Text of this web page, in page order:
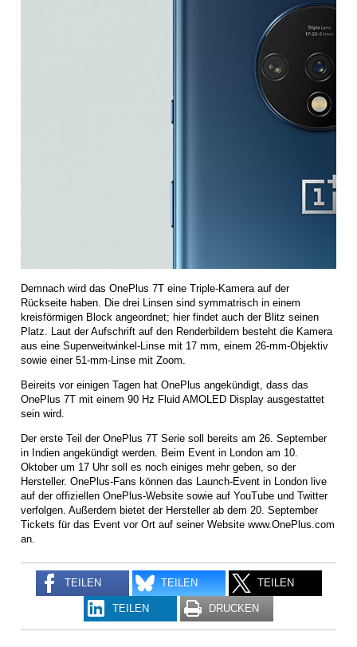
Demnach wird das OnePlus 7T eine Triple-Kamera auf der
Rückseite haben. Die drei Linsen sind symmatrisch in einem
kreisförmigen Block angeordnet; hier findet auch der Blitz seinen
Platz. Laut der Aufschrift auf den Renderbildern besteht die Kamera
aus eine Superweitwinkel-Linse mit 17 mm, einem 26-mm-Objektiv
sowie einer 51-mm-Linse mit Zoom.
Beireits vor einigen Tagen hat OnePlus angekündigt, dass das
OnePlus 7T mit einem 90 Hz Fluid AMOLED Display ausgestattet
sein wird.
Der erste Teil der OnePlus 7T Serie soll bereits am 26. September
in Indien angekündigt werden. Beim Event in London am 10.
Oktober um 17 Uhr soll es noch einiges mehr geben, so der
Hersteller. OnePlus-Fans können das Launch-Event in London live
auf der offiziellen OnePlus-Website sowie auf YouTube und Twitter
verfolgen. Außerdem bietet der Hersteller ab dem 20. September
Tickets für das Event vor Ort auf seiner Website www.OnePlus.com
an.
TEILEN TEILEN TEILEN
TEILEN DRUCKEN